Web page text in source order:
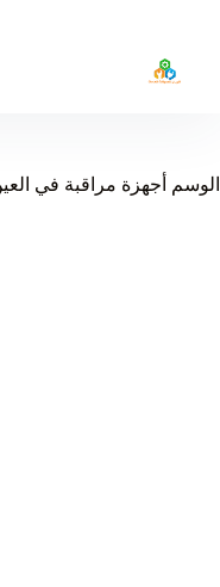
المحتوى
الوسم أجهزة مراقبة في